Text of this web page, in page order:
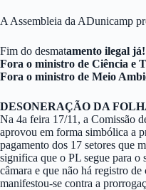
A Assembleia da ADunicamp
Fim do desmatamento ilegal já!
Fora o ministro de Ciência e
Fora o ministro de Meio
DESONERAÇÃO DA
Na 4a feira 17/11, a Comissão
aprovou em forma simbólica a
pagamento dos 17 setores que
significa que o PL segue para o
câmara e que não há registro
manifestou-se contra a